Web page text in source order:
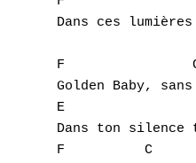
Dans ces
F
Golden Baby,
E
Dans ton
F          C